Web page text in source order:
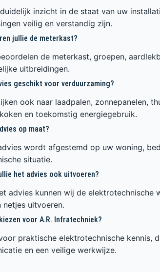
inzicht in de staat van uw
veilig en verstandig zijn.
jullie de meterkast?
de meterkast, groepen,
uitbreidingen.
geschikt voor verduurzaming?
ook naar laadpalen, zonnepanelen,
en toekomstig energiegebruik.
op maat?
wordt afgestemd op uw woning,
situatie.
het advies ook uitvoeren?
advies kunnen wij de elektrotechnische
netjes uitvoeren.
voor A.R. Infratechniek?
praktische elektrotechnische kennis,
en een veilige werkwijze.